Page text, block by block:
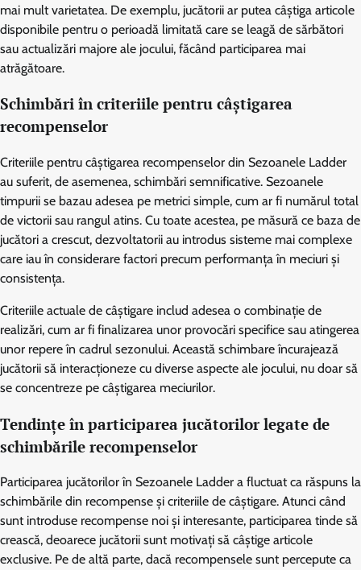
mai mult varietatea. De exemplu, jucătorii ar putea câștiga articole
disponibile pentru o perioadă limitată care se leagă de sărbători
sau actualizări majore ale jocului, făcând participarea mai
atrăgătoare.
Schimbări în criteriile pentru câștigarea
recompenselor
Criteriile pentru câștigarea recompenselor din Sezoanele Ladder
au suferit, de asemenea, schimbări semnificative. Sezoanele
timpurii se bazau adesea pe metrici simple, cum ar fi numărul total
de victorii sau rangul atins. Cu toate acestea, pe măsură ce baza de
jucători a crescut, dezvoltatorii au introdus sisteme mai complexe
care iau în considerare factori precum performanța în meciuri și
consistența.
Criteriile actuale de câștigare includ adesea o combinație de
realizări, cum ar fi finalizarea unor provocări specifice sau atingerea
unor repere în cadrul sezonului. Această schimbare încurajează
jucătorii să interacționeze cu diverse aspecte ale jocului, nu doar să
se concentreze pe câștigarea meciurilor.
Tendințe în participarea jucătorilor legate de
schimbările recompenselor
Participarea jucătorilor în Sezoanele Ladder a fluctuat ca răspuns la
schimbările din recompense și criteriile de câștigare. Atunci când
sunt introduse recompense noi și interesante, participarea tinde să
crească, deoarece jucătorii sunt motivați să câștige articole
exclusive. Pe de altă parte, dacă recompensele sunt percepute ca